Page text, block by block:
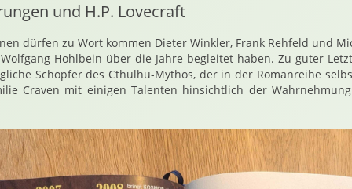
und H.P. Lovecraft
dürfen zu Wort kommen Dieter Winkler, Frank Rehfeld und
Hohlbein über die Jahre begleitet haben. Zu guter
Schöpfer des Cthulhu-Mythos, der in der Romanreihe
Craven mit einigen Talenten hinsichtlich der